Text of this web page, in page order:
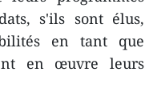
s'ils sont élus,
en tant que
en œuvre leurs